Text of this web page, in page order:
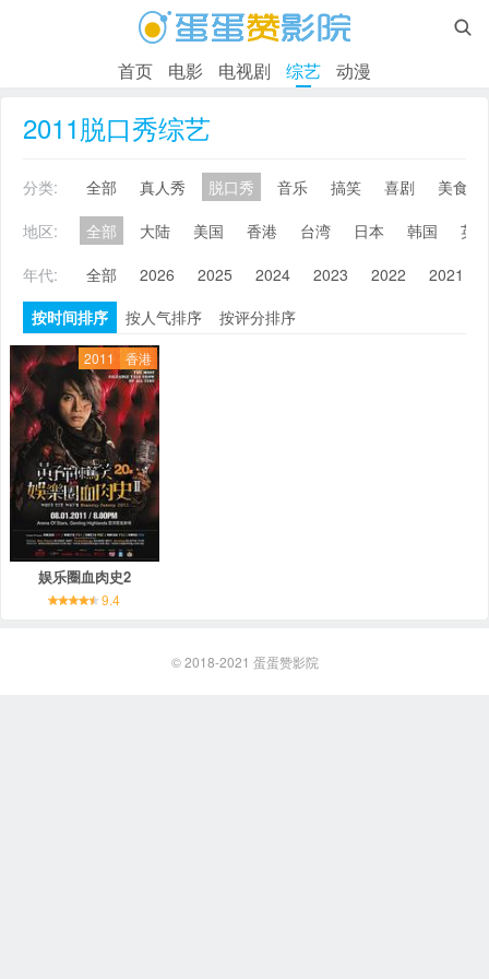

首页 电影 电视剧 综艺 动漫
2011脱口秀综艺
分类: 全部 真人秀 脱口秀 音乐 搞笑 喜剧
美食
地区:
全部 大陆 美国 香港 台湾 日本 韩国
英
年代:
全部 2026 2025 2024 2023 2022 2021
按时间排序
按人气排序 按评分排序
2011 香港
娱乐圈血肉史2
9.4
© 2018-2021 蛋蛋赞影院